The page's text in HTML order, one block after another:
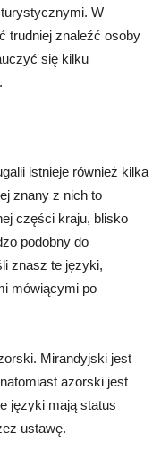
W
trudniej znaleźć osoby
się kilku
istnieje również kilka
znany z nich to
części kraju, blisko
podobny do
znasz te języki,
mówiącymi po
Mirandyjski jest
azorski jest
języki mają status
ustawę.